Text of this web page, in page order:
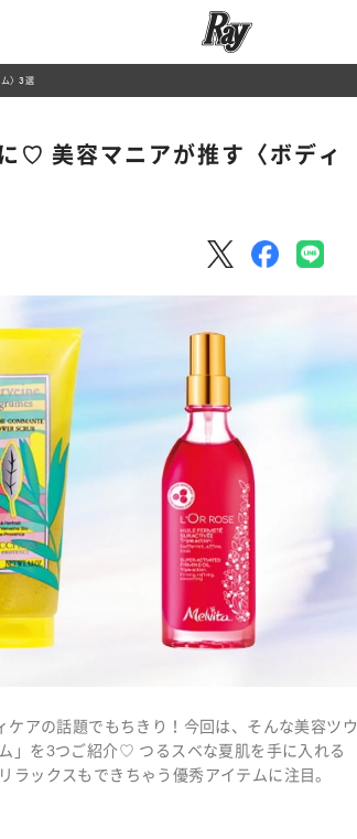
〉3選
♡ 美容マニアが推す〈ボディ
アの話題でもちきり！今回は、そんな美容ツウ
」を3つご紹介♡ つるスベな夏肌を手に入れる
ックスもできちゃう優秀アイテムに注目。